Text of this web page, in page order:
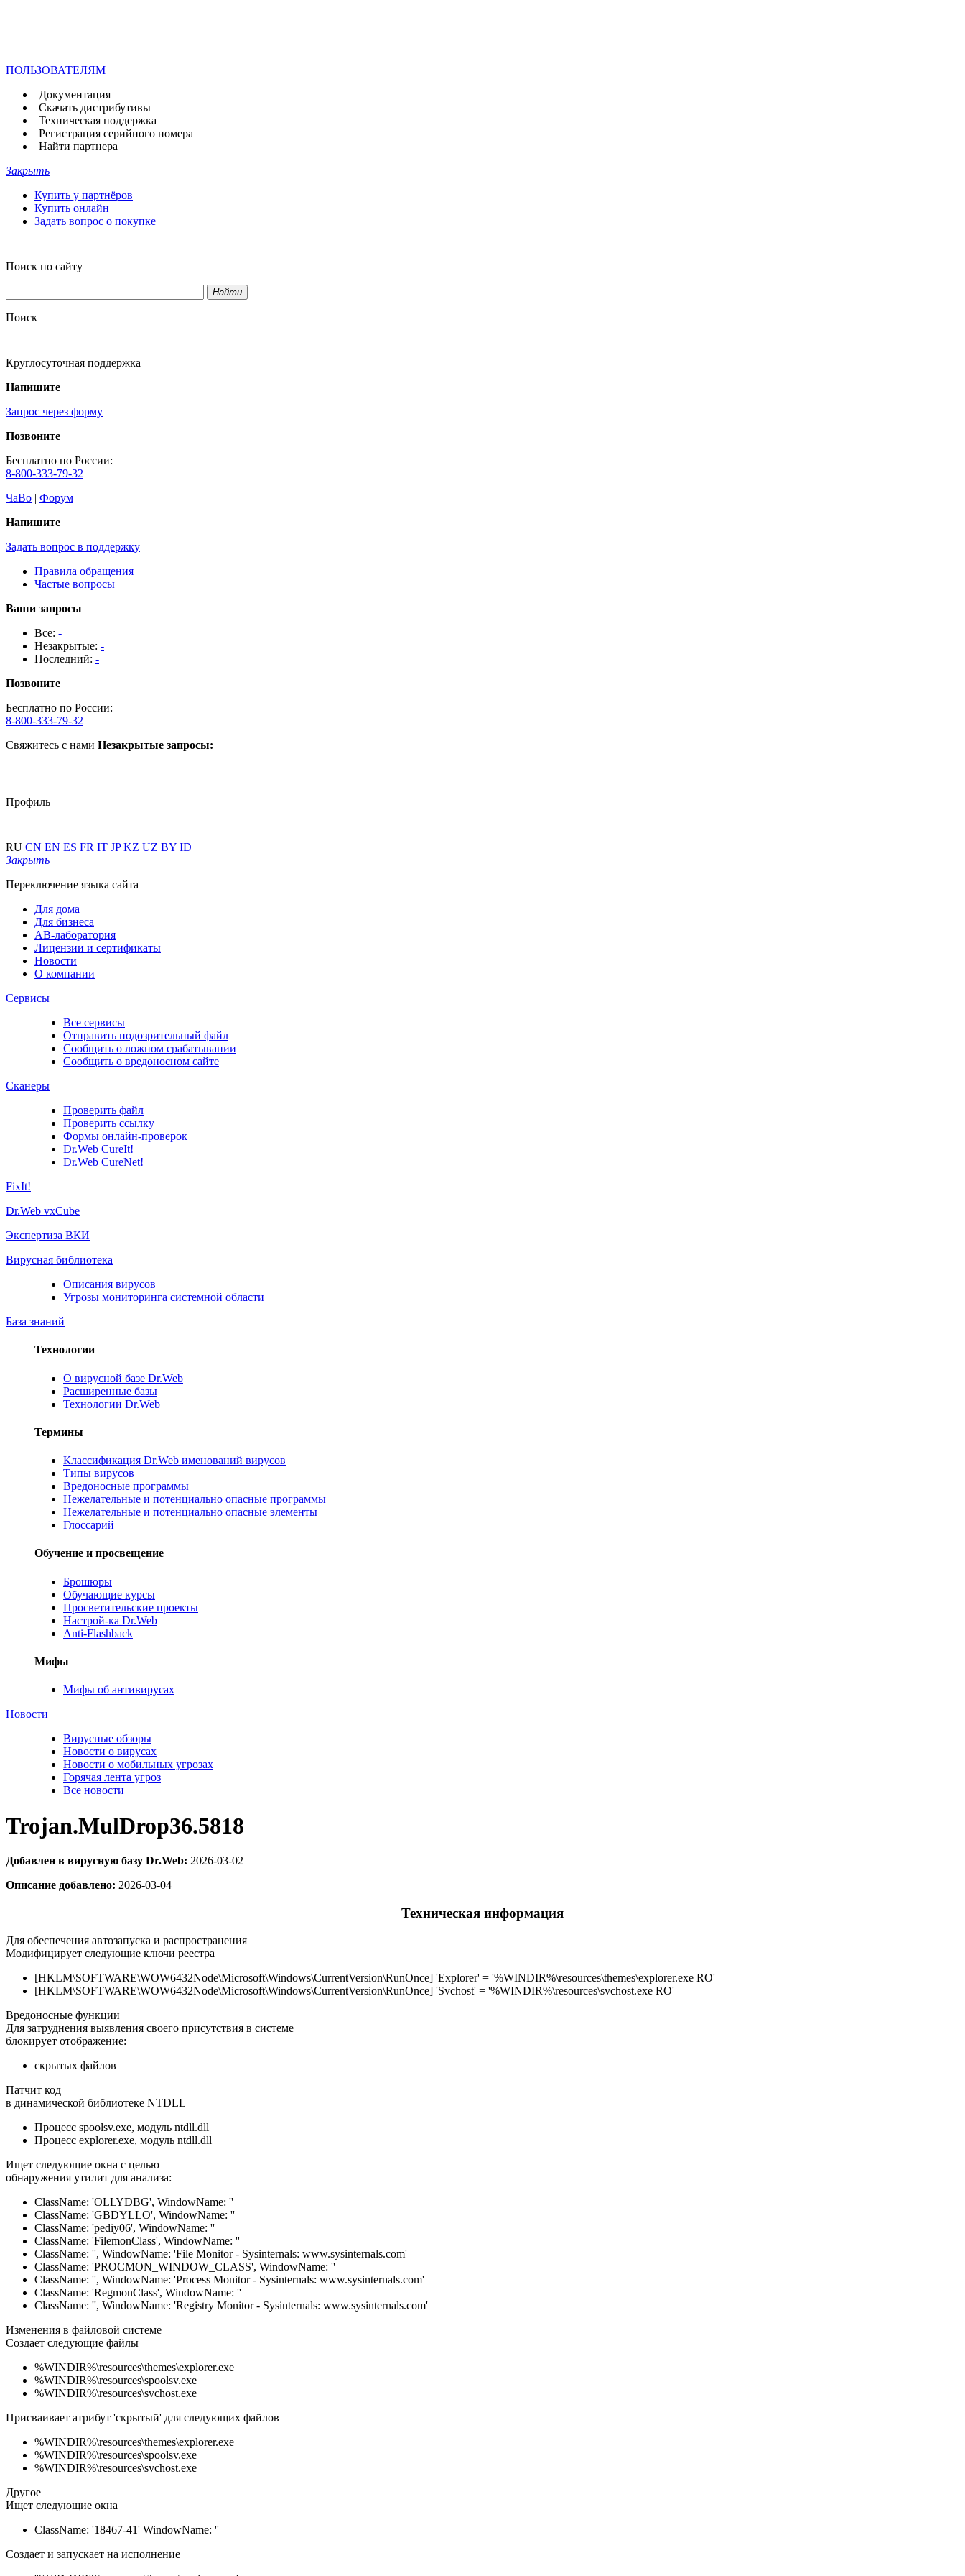
ПОЛЬЗОВАТЕЛЯМ
Документация
Скачать дистрибутивы
Техническая поддержка
Регистрация серийного номера
Найти партнера
Закрыть
Купить у партнёров
Купить онлайн
Задать вопрос о покупке
Поиск по сайту
Найти
Поиск
Круглосуточная поддержка
Напишите
Запрос через форму
Позвоните
Бесплатно по России:
8-800-333-79-32
ЧаВо | Форум
Напишите
Задать вопрос в поддержку
Правила обращения
Частые вопросы
Ваши запросы
Все: -
Незакрытые: -
Последний: -
Позвоните
Бесплатно по России:
8-800-333-79-32
Свяжитесь с нами Незакрытые запросы:
Профиль
RU CN EN ES FR IT JPKZ UZ BY ID
Закрыть
Переключение языка сайта
Для дома
Для бизнеса
АВ-лаборатория
Лицензии и сертификаты
Новости
О компании
Сервисы
Все сервисы
Отправить подозрительный файл
Сообщить о ложном срабатывании
Сообщить о вредоносном сайте
Сканеры
Проверить файл
Проверить ссылку
Формы онлайн-проверок
Dr.Web CureIt!
Dr.Web CureNet!
FixIt!
Dr.Web vxCube
Экспертиза ВКИ
Вирусная библиотека
Описания вирусов
Угрозы мониторинга системной области
База знаний
Технологии
О вирусной базе Dr.Web
Расширенные базы
Технологии Dr.Web
Термины
Классификация Dr.Web именований вирусов
Типы вирусов
Вредоносные программы
Нежелательные и потенциально опасные программы
Нежелательные и потенциально опасные элементы
Глоссарий
Обучение и просвещение
Брошюры
Обучающие курсы
Просветительские проекты
Настрой-ка Dr.Web
Anti-Flashback
Мифы
Мифы об антивирусах
Новости
Вирусные обзоры
Новости о вирусах
Новости о мобильных угрозах
Горячая лента угроз
Все новости
Trojan.MulDrop36.5818
Добавлен в вирусную базу Dr.Web: 2026-03-02
Описание добавлено: 2026-03-04
Техническая информация
Для обеспечения автозапуска и распространения
Модифицирует следующие ключи реестра
[HKLM\SOFTWARE\WOW6432Node\Microsoft\Windows\CurrentVersion\RunOnce] 'Explorer' = '%WINDIR%\resources\themes\explorer.exe RO'
[HKLM\SOFTWARE\WOW6432Node\Microsoft\Windows\CurrentVersion\RunOnce] 'Svchost' = '%WINDIR%\resources\svchost.exe RO'
Вредоносные функции
Для затруднения выявления своего присутствия в системе
блокирует отображение:
скрытых файлов
Патчит код
в динамической библиотеке NTDLL
Процесс spoolsv.exe, модуль ntdll.dll
Процесс explorer.exe, модуль ntdll.dll
Ищет следующие окна с целью
обнаружения утилит для анализа:
ClassName: 'OLLYDBG', WindowName: ''
ClassName: 'GBDYLLO', WindowName: ''
ClassName: 'pediy06', WindowName: ''
ClassName: 'FilemonClass', WindowName: ''
ClassName: '', WindowName: 'File Monitor - Sysinternals: www.sysinternals.com'
ClassName: 'PROCMON_WINDOW_CLASS', WindowName: ''
ClassName: '', WindowName: 'Process Monitor - Sysinternals: www.sysinternals.com'
ClassName: 'RegmonClass', WindowName: ''
ClassName: '', WindowName: 'Registry Monitor - Sysinternals: www.sysinternals.com'
Изменения в файловой системе
Создает следующие файлы
%WINDIR%\resources\themes\explorer.exe
%WINDIR%\resources\spoolsv.exe
%WINDIR%\resources\svchost.exe
Присваивает атрибут 'скрытый' для следующих файлов
%WINDIR%\resources\themes\explorer.exe
%WINDIR%\resources\spoolsv.exe
%WINDIR%\resources\svchost.exe
Другое
Ищет следующие окна
ClassName: '18467-41' WindowName: ''
Создает и запускает на исполнение